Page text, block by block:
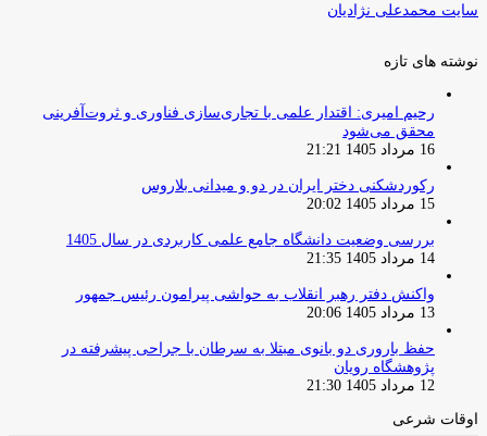
سایت محمدعلی نژادیان
نوشته های تازه
رحیم امیری: اقتدار علمی با تجاری‌سازی فناوری و ثروت‌آفرینی
محقق می‌شود
16 مرداد 1405 21:21
رکوردشکنی دختر ایران در دو و میدانی بلاروس
15 مرداد 1405 20:02
بررسی وضعیت دانشگاه جامع علمی کاربردی در سال 1405
14 مرداد 1405 21:35
واکنش دفتر رهبر انقلاب به حواشی پیرامون رئیس جمهور
13 مرداد 1405 20:06
حفظ باروری دو بانوی مبتلا به سرطان با جراحی پیشرفته در
پژوهشگاه رویان
12 مرداد 1405 21:30
اوقات شرعی